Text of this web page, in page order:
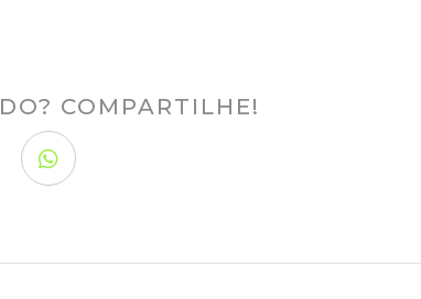
COMPARTILHE!